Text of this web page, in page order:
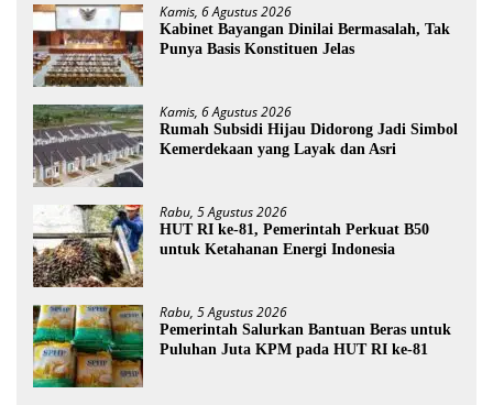
Kamis, 6 Agustus 2026
Kabinet Bayangan Dinilai Bermasalah, Tak
Punya Basis Konstituen Jelas
Kamis, 6 Agustus 2026
Rumah Subsidi Hijau Didorong Jadi Simbol
Kemerdekaan yang Layak dan Asri
Rabu, 5 Agustus 2026
HUT RI ke-81, Pemerintah Perkuat B50
untuk Ketahanan Energi Indonesia
Rabu, 5 Agustus 2026
Pemerintah Salurkan Bantuan Beras untuk
Puluhan Juta KPM pada HUT RI ke-81